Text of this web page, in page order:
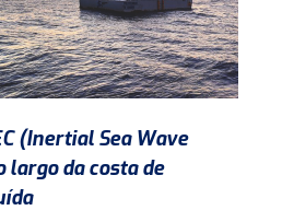
(Inertial Sea Wave
largo da costa de